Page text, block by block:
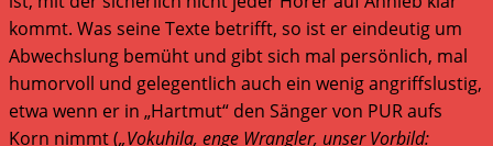
kommt. Was seine Texte betrifft, so ist er eindeutig um
Abwechslung bemüht und gibt sich mal persönlich, mal
humorvoll und gelegentlich auch ein wenig angriffslustig,
etwa wenn er in „Hartmut“ den Sänger von PUR aufs
Korn nimmt („Vokuhila, enge Wrangler, unser Vorbild: